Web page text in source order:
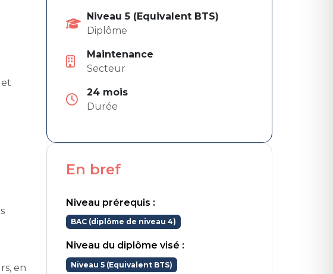
Niveau 5 (Equivalent BTS)
Diplôme
Maintenance
Secteur
24 mois
Durée
En bref
Niveau prérequis :
BAC (diplôme de niveau 4)
Niveau du diplôme visé :
Niveau 5 (Equivalent BTS)
en